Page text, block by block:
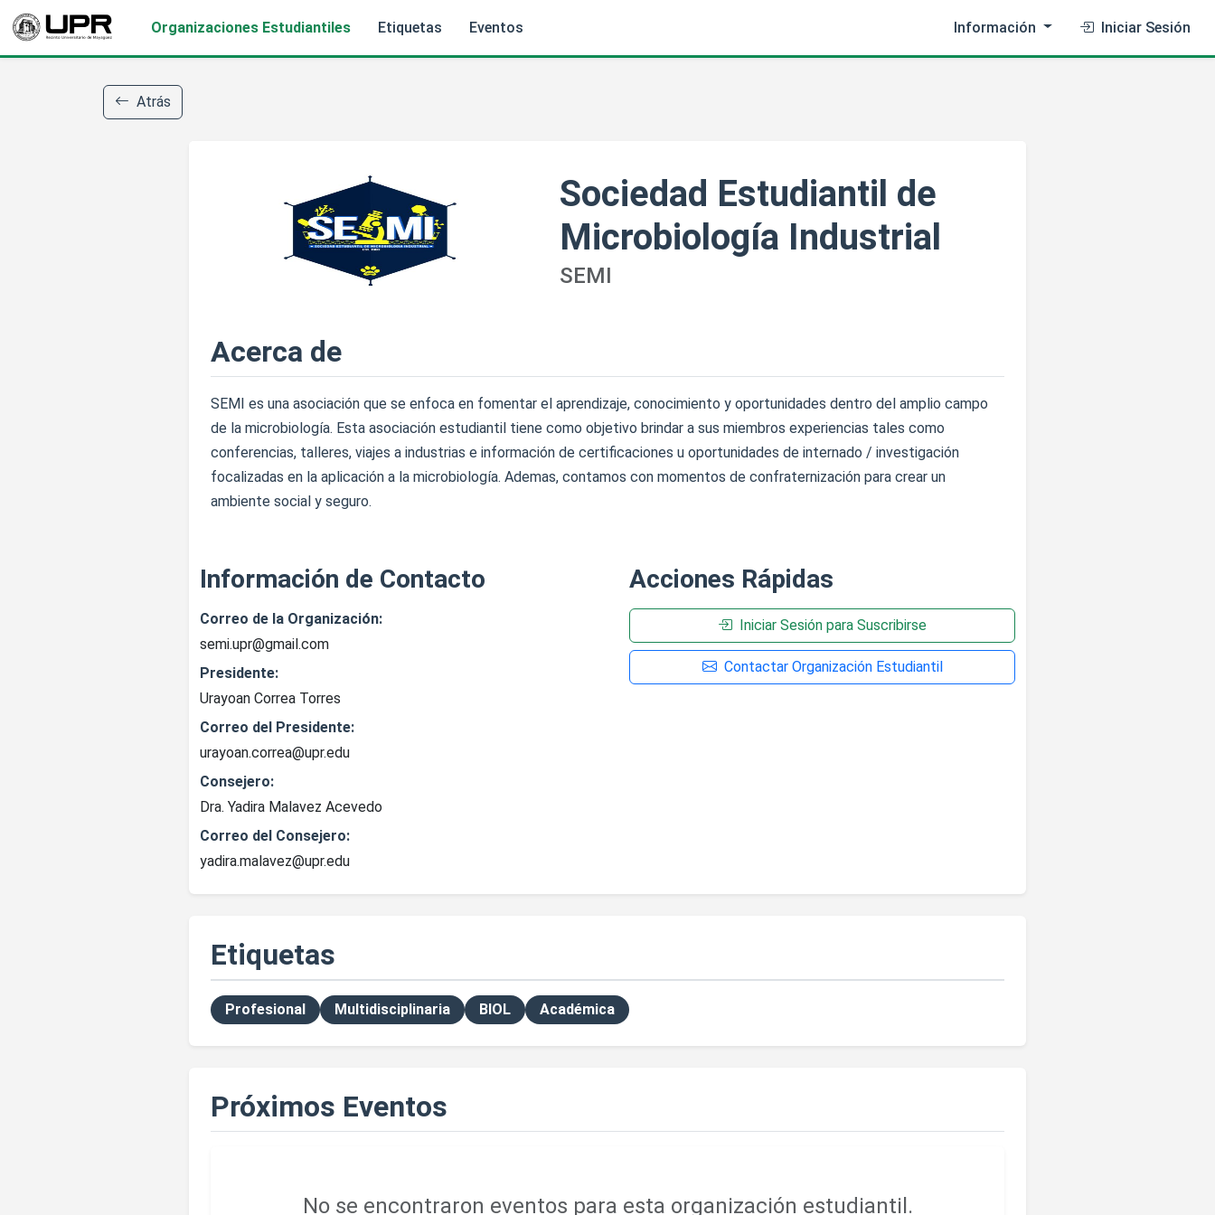
Organizaciones Estudiantiles Etiquetas Eventos Información Iniciar Sesión
Atrás
Sociedad Estudiantil de
Microbiología Industrial
SEMI
Acerca de
SEMI es una asociación que se enfoca en fomentar el aprendizaje, conocimiento y oportunidades dentro del amplio campo
de la microbiología. Esta asociación estudiantil tiene como objetivo brindar a sus miembros experiencias tales como
conferencias, talleres, viajes a industrias e información de certificaciones u oportunidades de internado / investigación
focalizadas en la aplicación a la microbiología. Ademas, contamos con momentos de confraternización para crear un
ambiente social y seguro.
Información de Contacto
Correo de la Organización:
semi.upr@gmail.com
Presidente:
Urayoan Correa Torres
Correo del Presidente:
urayoan.correa@upr.edu
Consejero:
Dra. Yadira Malavez Acevedo
Correo del Consejero:
yadira.malavez@upr.edu
Acciones Rápidas
Iniciar Sesión para Suscribirse
Contactar Organización Estudiantil
Etiquetas
Profesional Multidisciplinaria BIOL Académica
Próximos Eventos
No se encontraron eventos para esta organización estudiantil.